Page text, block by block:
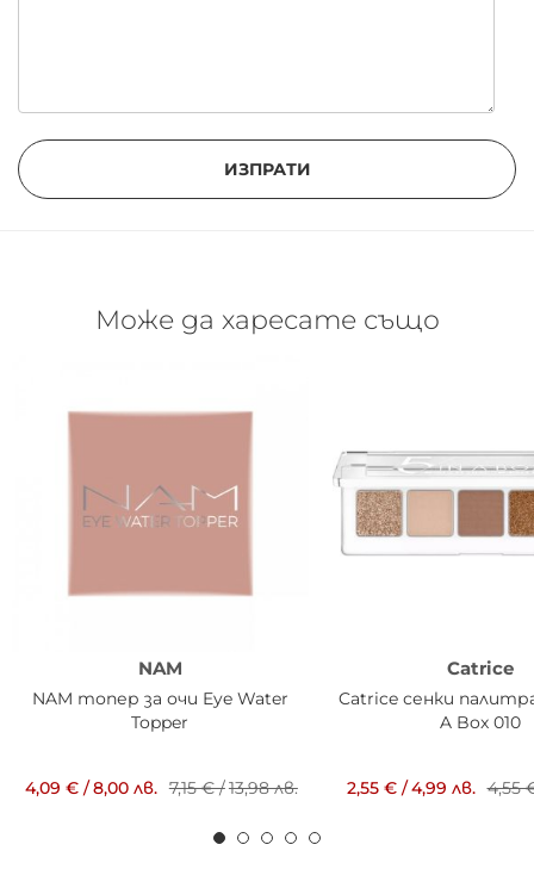
ИЗПРАТИ
Може да харесате също
NAM
NAM топер за очи Eye Water
Topper
4,09 €/8,00 лв. 7,15 €/13,98 лв.
Catrice
Catrice сенки
A Box 010
2,55 €/4,99 лв. 4,55